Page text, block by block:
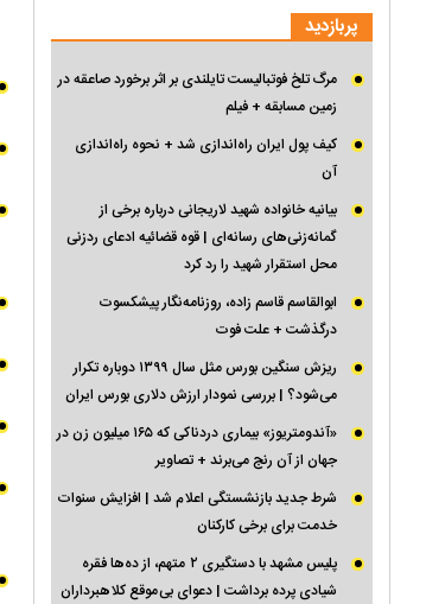
پربازدید
مرگ تلخ فوتبالیست تایلندی بر اثر برخورد صاعقه در
زمین مسابقه + فیلم
کیف پول ایران راه‌اندازی شد + نحوه راه‌اندازی
آن
بیانیه خانواده شهید لاریجانی درباره برخی از
گمانه‌زنی‌های رسانه‌ای | قوه قضائیه ادعای ردزنی
محل استقرار شهید را رد کرد
ابوالقاسم قاسم زاده، روزنامه‌نگار پیشکسوت
درگذشت + علت فوت
ریزش سنگین بورس مثل سال ۱۳۹۹ دوباره تکرار
می‌شود؟ | بررسی نمودار ارزش دلاری بورس ایران
«آندومتریوز» بیماری دردناکی که ۱۶۵ میلیون زن در
جهان از آن رنج می‌برند + تصاویر
شرط جدید بازنشستگی اعلام شد | افزایش سنوات
خدمت برای برخی کارکنان
پلیس مشهد با دستگیری ۲ متهم، از ده‌ها فقره
شیادی پرده برداشت | دعوای بی موقع کلاهبرداران